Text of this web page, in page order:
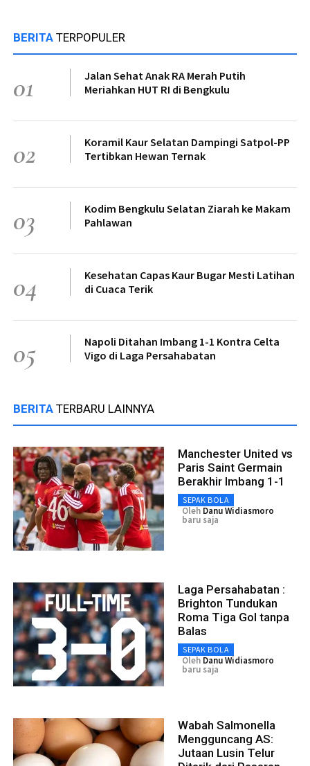
BERITA TERPOPULER
01
Jalan Sehat Anak RA Merah Putih
Meriahkan HUT RI di Bengkulu
02
Koramil Kaur Selatan Dampingi Satpol-PP
Tertibkan Hewan Ternak
03
Kodim Bengkulu Selatan Ziarah ke Makam
Pahlawan
04
Kesehatan Capas Kaur Bugar Mesti Latihan
di Cuaca Terik
05
Napoli Ditahan Imbang 1-1 Kontra Celta
Vigo di Laga Persahabatan
BERITA TERBARU LAINNYA
Manchester United vs
Paris Saint Germain
Berakhir Imbang 1-1
SEPAK BOLA
Oleh Danu Widiasmoro
baru saja
Laga Persahabatan :
Brighton Tundukan
Roma Tiga Gol tanpa
Balas
SEPAK BOLA
Oleh Danu Widiasmoro
baru saja
Wabah Salmonella
Mengguncang AS:
Jutaan Lusin Telur